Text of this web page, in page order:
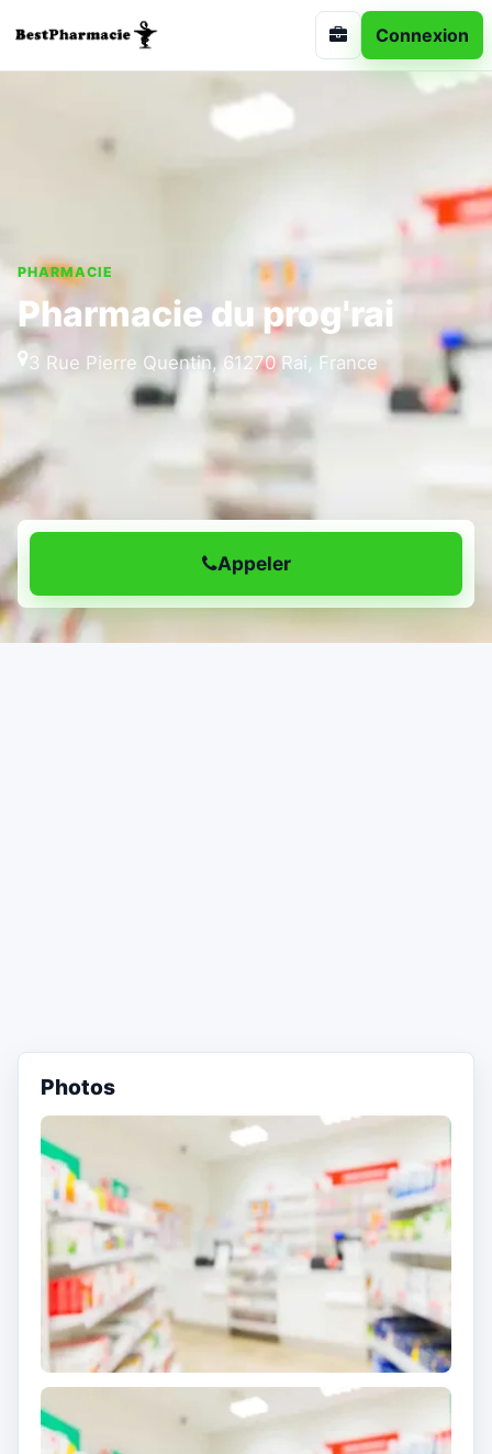
Connexion
PHARMACIE
Pharmacie du prog'rai
3 Rue Pierre Quentin, 61270 Rai, France
Appeler
Photos